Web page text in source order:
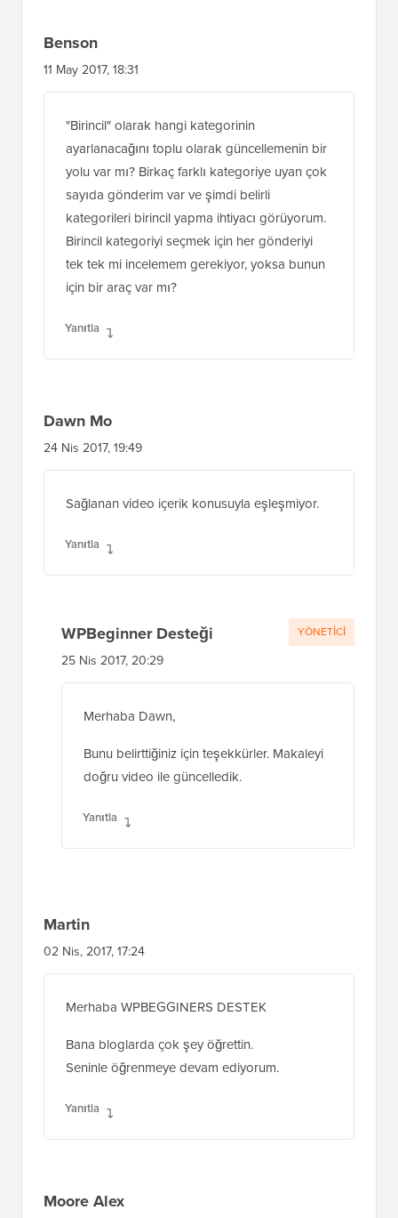
Benson
11 May 2017, 18:31
"Birincil" olarak hangi kategorinin
ayarlanacağını toplu olarak güncellemenin bir
yolu var mı? Birkaç farklı kategoriye uyan çok
sayıda gönderim var ve şimdi belirli
kategorileri birincil yapma ihtiyacı görüyorum.
Birincil kategoriyi seçmek için her gönderiyi
tek tek mi incelemem gerekiyor, yoksa bunun
için bir araç var mı?
Yanıtla
Dawn Mo
24 Nis 2017, 19:49
Sağlanan video içerik konusuyla eşleşmiyor.
Yanıtla
WPBeginner Desteği
25 Nis 2017, 20:29
Merhaba Dawn,
Bunu belirttiğiniz için teşekkürler. Makaleyi
doğru video ile güncelledik.
Yanıtla
YÖNETICI
Martin
02 Nis, 2017, 17:24
Merhaba WPBEGGINERS DESTEK
Bana bloglarda çok şey öğrettin.
Seninle öğrenmeye devam ediyorum.
Yanıtla
Moore Alex